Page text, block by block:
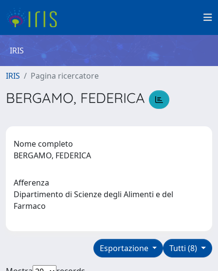
IRIS
IRIS Pagina ricercatore
BERGAMO, FEDERICA
Nome completo
BERGAMO, FEDERICA
Afferenza
Dipartimento di Scienze degli Alimenti e del
Farmaco
Tutti (8)
Esportazione